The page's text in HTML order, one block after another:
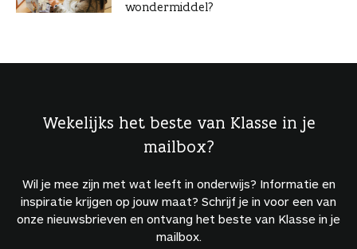
wondermiddel?
Wekelijks het beste van Klasse in je
mailbox?
Wil je mee zijn met wat leeft in onderwijs? Informatie en
inspiratie krijgen op jouw maat? Schrijf je in voor een van
onze nieuwsbrieven en ontvang het beste van Klasse in je
mailbox.